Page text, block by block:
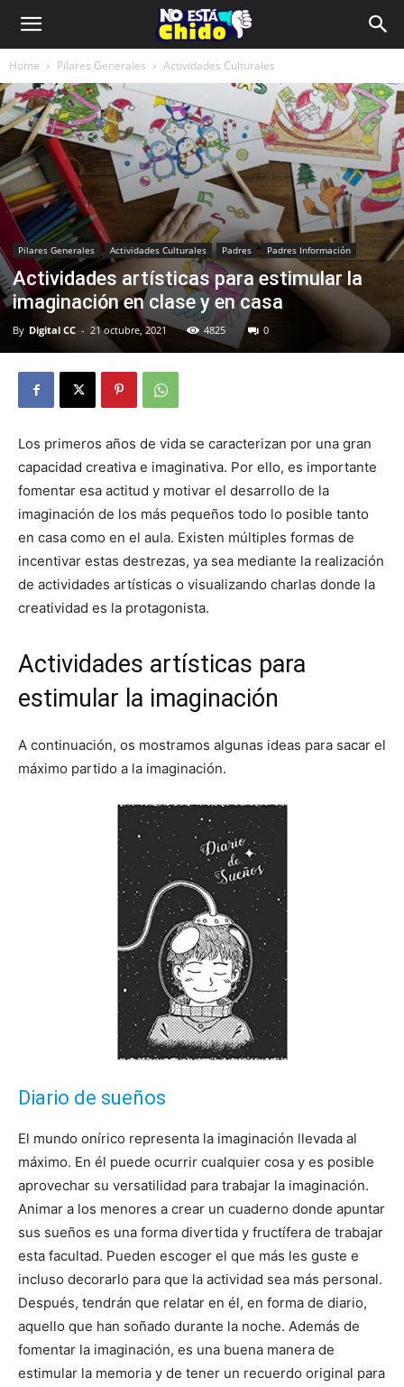
Home Pilares Generales Actividades Culturales
Pilares Generales Actividades Culturales Padres Padres Información
Actividades artísticas para estimular la
imaginación en clase y en casa
By Digital CC - 21 octubre, 2021 4825 0
Los primeros años de vida se caracterizan por una gran
capacidad creativa e imaginativa. Por ello, es importante
fomentar esa actitud y motivar el desarrollo de la
imaginación de los más pequeños todo lo posible tanto
en casa como en el aula. Existen múltiples formas de
incentivar estas destrezas, ya sea mediante la realización
de actividades artísticas o visualizando charlas donde la
creatividad es la protagonista.
Actividades artísticas para
estimular la imaginación
A continuación, os mostramos algunas ideas para sacar el
máximo partido a la imaginación.
Diario de sueños
El mundo onírico representa la imaginación llevada al
máximo. En él puede ocurrir cualquier cosa y es posible
aprovechar su versatilidad para trabajar la imaginación.
Animar a los menores a crear un cuaderno donde apuntar
sus sueños es una forma divertida y fructífera de trabajar
esta facultad. Pueden escoger el que más les guste e
incluso decorarlo para que la actividad sea más personal.
Después, tendrán que relatar en él, en forma de diario,
aquello que han soñado durante la noche. Además de
fomentar la imaginación, es una buena manera de
estimular la memoria y de tener un recuerdo original para